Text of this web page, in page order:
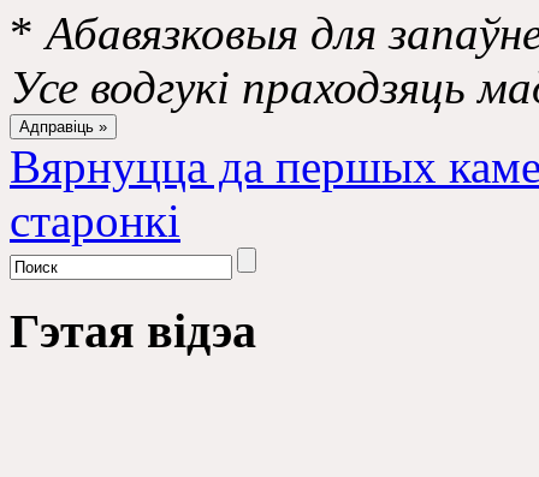
* Абавязковыя для
Усе водгукі праходзяць
Вярнуцца да першых
старонкі
Гэтая відэа